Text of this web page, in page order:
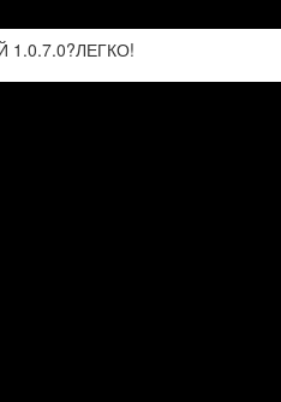
1.0.7.0?ЛЕГКО!